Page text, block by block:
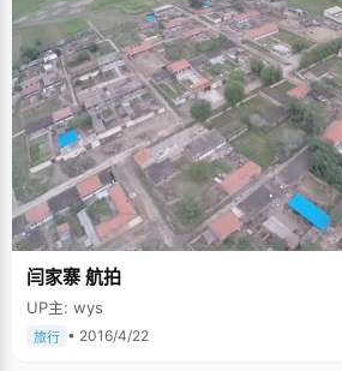
闫家寨 航拍
UP主: wys
旅行 • 2016/4/22